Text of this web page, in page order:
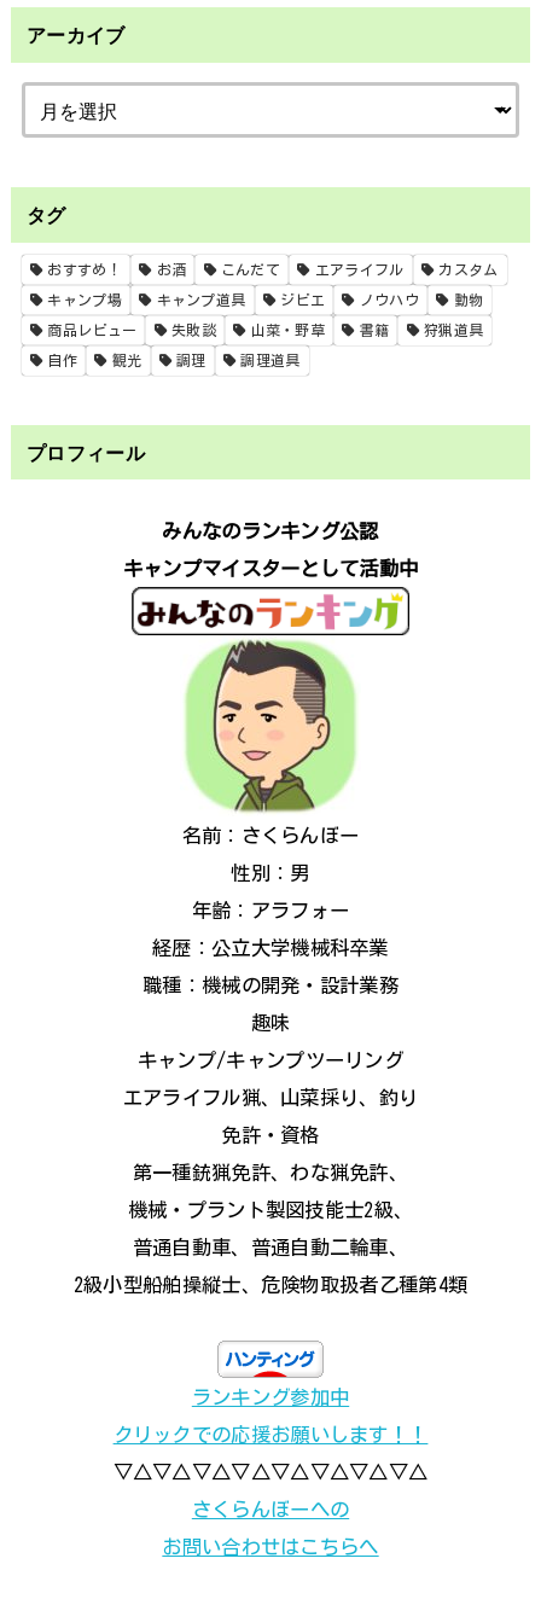
アーカイブ
タグ
おすすめ！ お酒 こんだて エアライフル カスタム
キャンプ場 キャンプ道具 ジビエ ノウハウ 動物
商品レビュー 失敗談 山菜・野草 書籍 狩猟道具
自作 観光 調理 調理道具
プロフィール
みんなのランキング公認
キャンプマイスターとして活動中
名前：さくらんぼー
性別：男
年齢：アラフォー
経歴：公立大学機械科卒業
職種：機械の開発・設計業務
趣味
キャンプ/キャンプツーリング
エアライフル猟、山菜採り、釣り
免許・資格
第一種銃猟免許、わな猟免許、
機械・プラント製図技能士2級、
普通自動車、普通自動二輪車、
2級小型船舶操縦士、危険物取扱者乙種第4類
ランキング参加中
クリックでの応援お願いします！！
▽△▽△▽△▽△▽△▽△▽△▽△
さくらんぼーへの
お問い合わせはこちらへ